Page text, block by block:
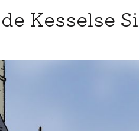
Kesselse